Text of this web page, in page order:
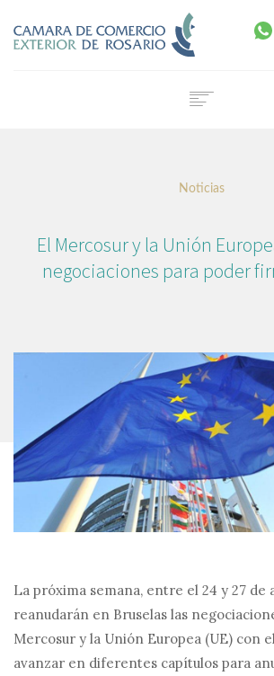
Noticias
Normativa
Certificado de Origen Digital
Noticias
El Mercosur y la Unión
negociaciones para poder
La próxima semana, entre el 24 y 27 de
reanudarán en Bruselas las
Mercosur y la Unión Europea (UE) con
avanzar en diferentes capítulos para